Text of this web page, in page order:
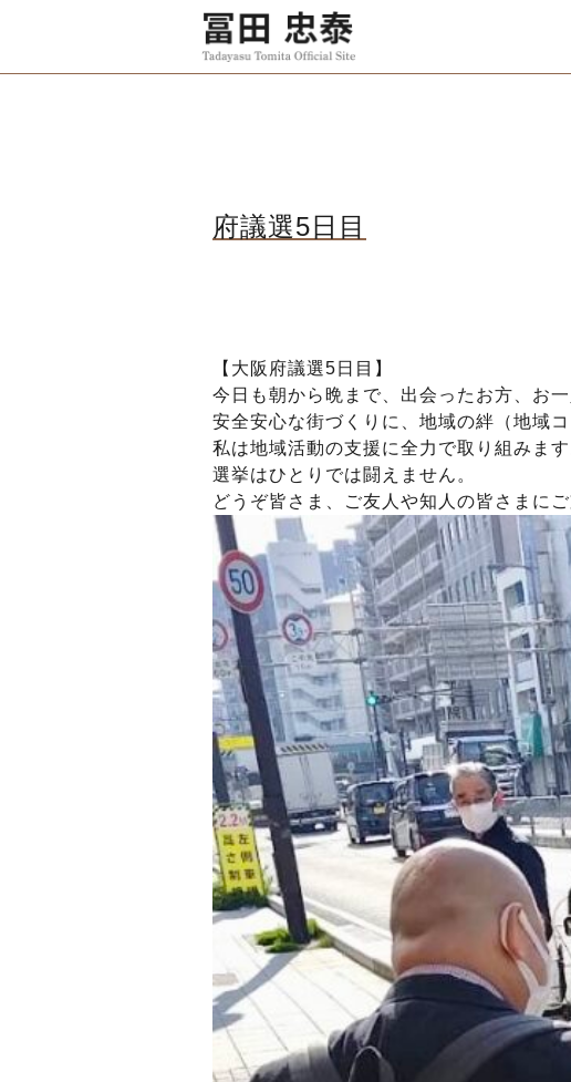
府議選5日目
【大阪府議選5日目】
今日も朝から晩まで、出会ったお方、お
安全安心な街づくりに、地域の絆（地域
私は地域活動の支援に全力で取り組みます
選挙はひとりでは闘えません。
どうぞ皆さま、ご友人や知人の皆さまに